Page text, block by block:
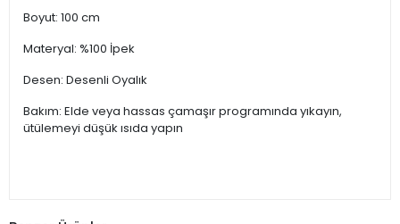
Boyut: 100 cm
Materyal: %100 İpek
Desen: Desenli Oyalık
Bakım: Elde veya hassas çamaşır programında yıkayın,
ütülemeyi düşük ısıda yapın